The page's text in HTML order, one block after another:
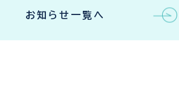
お知らせ一覧へ